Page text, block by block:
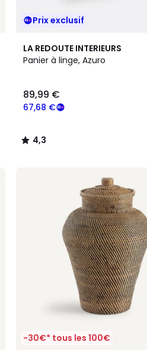
Prix exclusif
LA REDOUTE INTERIEURS
Panier à linge, Azuro
67,68 €
89,99 €
4,3
/ 5
4,3
/
-30€* tous les 100€